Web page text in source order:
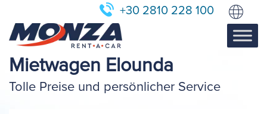
+30 2810 228 100
Mietwagen Elounda
Tolle Preise und persönlicher Service